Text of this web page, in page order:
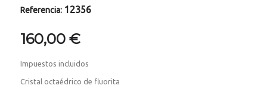
Referencia: 12356
160,00 €
Impuestos incluidos
Cristal octaédrico de fluorita